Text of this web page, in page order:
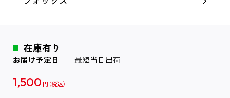
在庫有り
お届け予定日 最短当日出荷
1,500 円